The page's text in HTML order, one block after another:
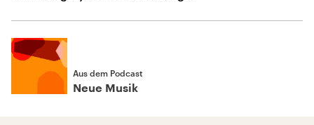
Aus dem Podcast
Neue Musik